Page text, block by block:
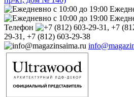
Телефон
29-31, +7 (812) 603-29-38